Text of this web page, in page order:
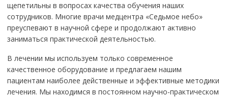
щепетильны в вопросах качества обучения наших
сотрудников. Многие врачи медцентра «Седьмое небо»
преуспевают в научной сфере и продолжают активно
заниматься практической деятельностью.
В лечении мы используем только современное
качественное оборудование и предлагаем нашим
пациентам наиболее действенные и эффективные методики
лечения. Мы находимся в постоянном научно-практическом